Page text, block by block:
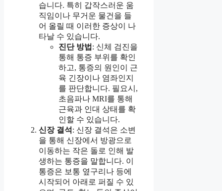
습니다. 특히 갑작스러운 움
직임이나 무거운 물건을 들
어 올릴 때 이러한 증상이 나
타날 수 있습니다.
진단 방법 : 신체 검진을
통해 통증 부위를 확인
하고, 통증의 원인이 근
육 긴장이나 염좌인지
를 판단합니다. 필요시,
초음파나 MRI를 통해
근육과 인대 상태를 확
인할 수 있습니다.
신장 결석 : 신장 결석은 소변
을 통해 신장에서 방광으로
이동하는 작은 돌로 인해 발
생하는 통증을 말합니다. 이
통증은 보통 옆구리나 등에
시작되어 아래로 퍼질 수 있